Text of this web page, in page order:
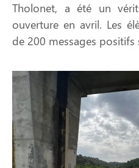
Tholonet, a été un
ouverture en avril. Les
de 200 messages